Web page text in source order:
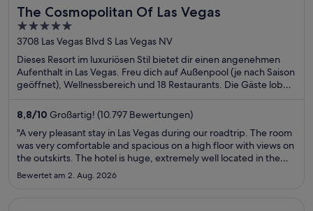
The Cosmopolitan Of Las Vegas
5
out
of
5
3708 Las Vegas Blvd S Las Vegas NV
Dieses Resort im luxuriösen Stil bietet dir einen angenehmen
Aufenthalt in Las Vegas. Freu dich auf Außenpool (je nach Saison
geöffnet), Wellnessbereich und 18 Restaurants. Die Gäste loben
beliebte Sehenswürdigkeiten – The Cosmopolitan Casino und
Bellagio Casino – befinden sich in der Nähe.
8,8/10 Großartig! (10.797 Bewertungen)
"A very pleasant stay in Las Vegas during our roadtrip. The room
was very comfortable and spacious on a high floor with views on
the outskirts. The hotel is huge, extremely well located in the
heart of Las Vegas, but due to its size it does not feel like a
normal 5 star hotel with some personal attention: ..."
Bewertet am 2. Aug. 2026